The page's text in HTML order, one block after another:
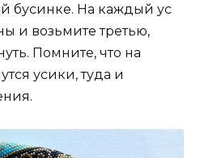
бусинке. На каждый ус
и возьмите третью,
Помните, что на
усики, туда и